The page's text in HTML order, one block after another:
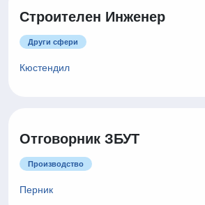
Строителен Инженер
Други сфери
Кюстендил
Отговорник ЗБУТ
Производство
Перник